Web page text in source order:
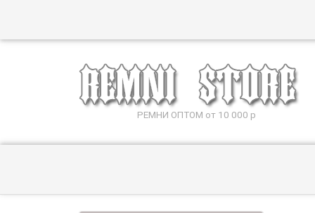
РЕМНИ ОПТОМ от 10 000 р